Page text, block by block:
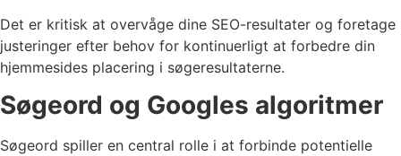
Det er kritisk at overvåge dine SEO-resultater og foretage
justeringer efter behov for kontinuerligt at forbedre din
hjemmesides placering i søgeresultaterne.
Søgeord og Googles algoritmer
Søgeord spiller en central rolle i at forbinde potentielle